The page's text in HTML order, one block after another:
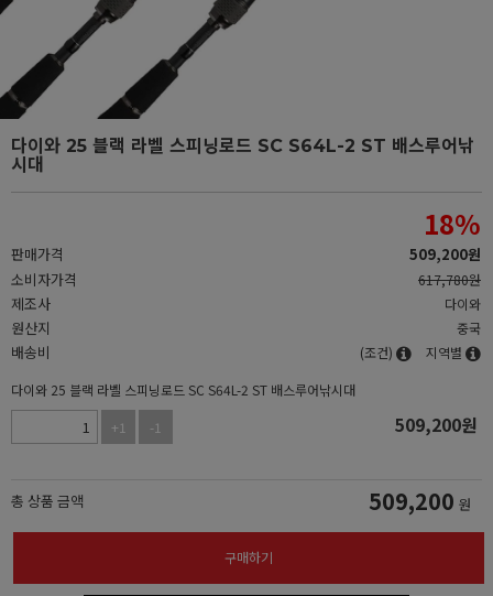
다이와 25 블랙 라벨 스피닝로드 SC S64L-2 ST 배스루어낚
시대
판매가격
18%
509,200원
소비자가격
617,780원
제조사 다이와
원산지 중국
배송비 (조건)
지역별
다이와 25 블랙 라벨 스피닝로드 SC S64L-2 ST 배스루어낚시대
+1
-1 509,200원
총 상품 금액 509,200 원
구매하기